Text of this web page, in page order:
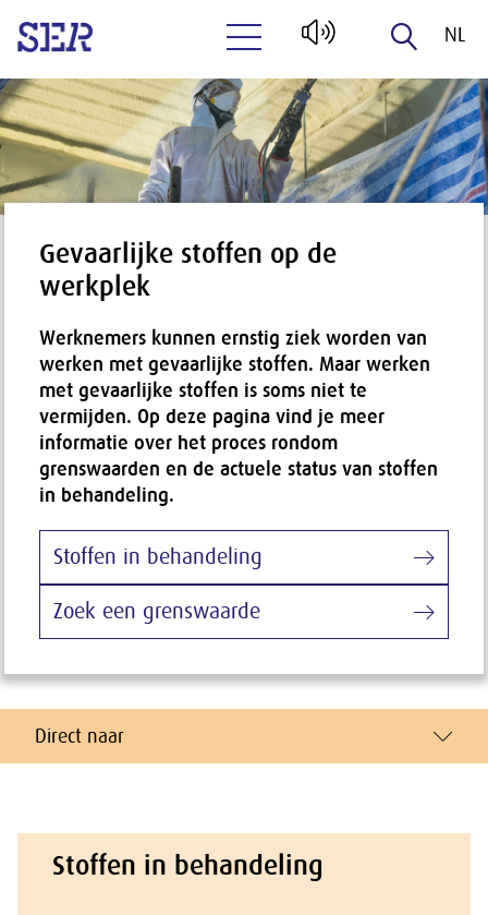
Naar hoofdinhoud
NL
EN
Gevaarlijke stoffen op de
werkplek
Werknemers kunnen ernstig ziek worden van
werken met gevaarlijke stoffen. Maar werken
met gevaarlijke stoffen is soms niet te
vermijden. Op deze pagina vind je meer
informatie over het proces rondom
grenswaarden en de actuele status van stoffen
in behandeling.
Stoffen in behandeling
Zoek een grenswaarde
Direct naar
Stoffen in behandeling